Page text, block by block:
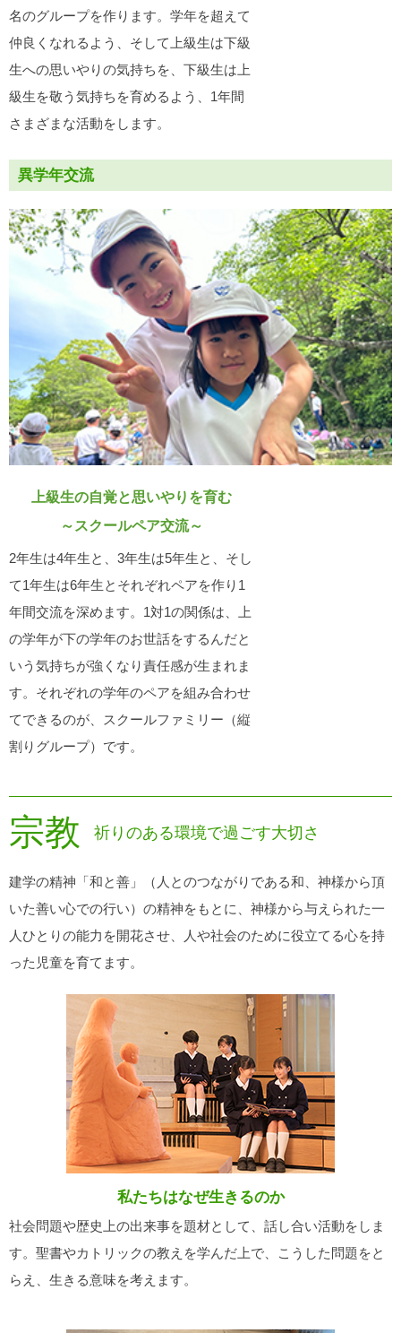
名のグループを作ります。学年を超えて
仲良くなれるよう、そして上級生は下級
生への思いやりの気持ちを、下級生は上
級生を敬う気持ちを育めるよう、1年間
さまざまな活動をします。
異学年交流
上級生の自覚と思いやりを育む
～スクールペア交流～
2年生は4年生と、3年生は5年生と、そし
て1年生は6年生とそれぞれペアを作り1
年間交流を深めます。1対1の関係は、上
の学年が下の学年のお世話をするんだと
いう気持ちが強くなり責任感が生まれま
す。それぞれの学年のペアを組み合わせ
てできるのが、スクールファミリー（縦
割りグループ）です。
宗教 祈りのある環境で過ごす大切さ
建学の精神「和と善」（人とのつながりである和、神様から頂
いた善い心での行い）の精神をもとに、神様から与えられた一
人ひとりの能力を開花させ、人や社会のために役立てる心を持
った児童を育てます。
私たちはなぜ生きるのか
社会問題や歴史上の出来事を題材として、話し合い活動をしま
す。聖書やカトリックの教えを学んだ上で、こうした問題をと
らえ、生きる意味を考えます。